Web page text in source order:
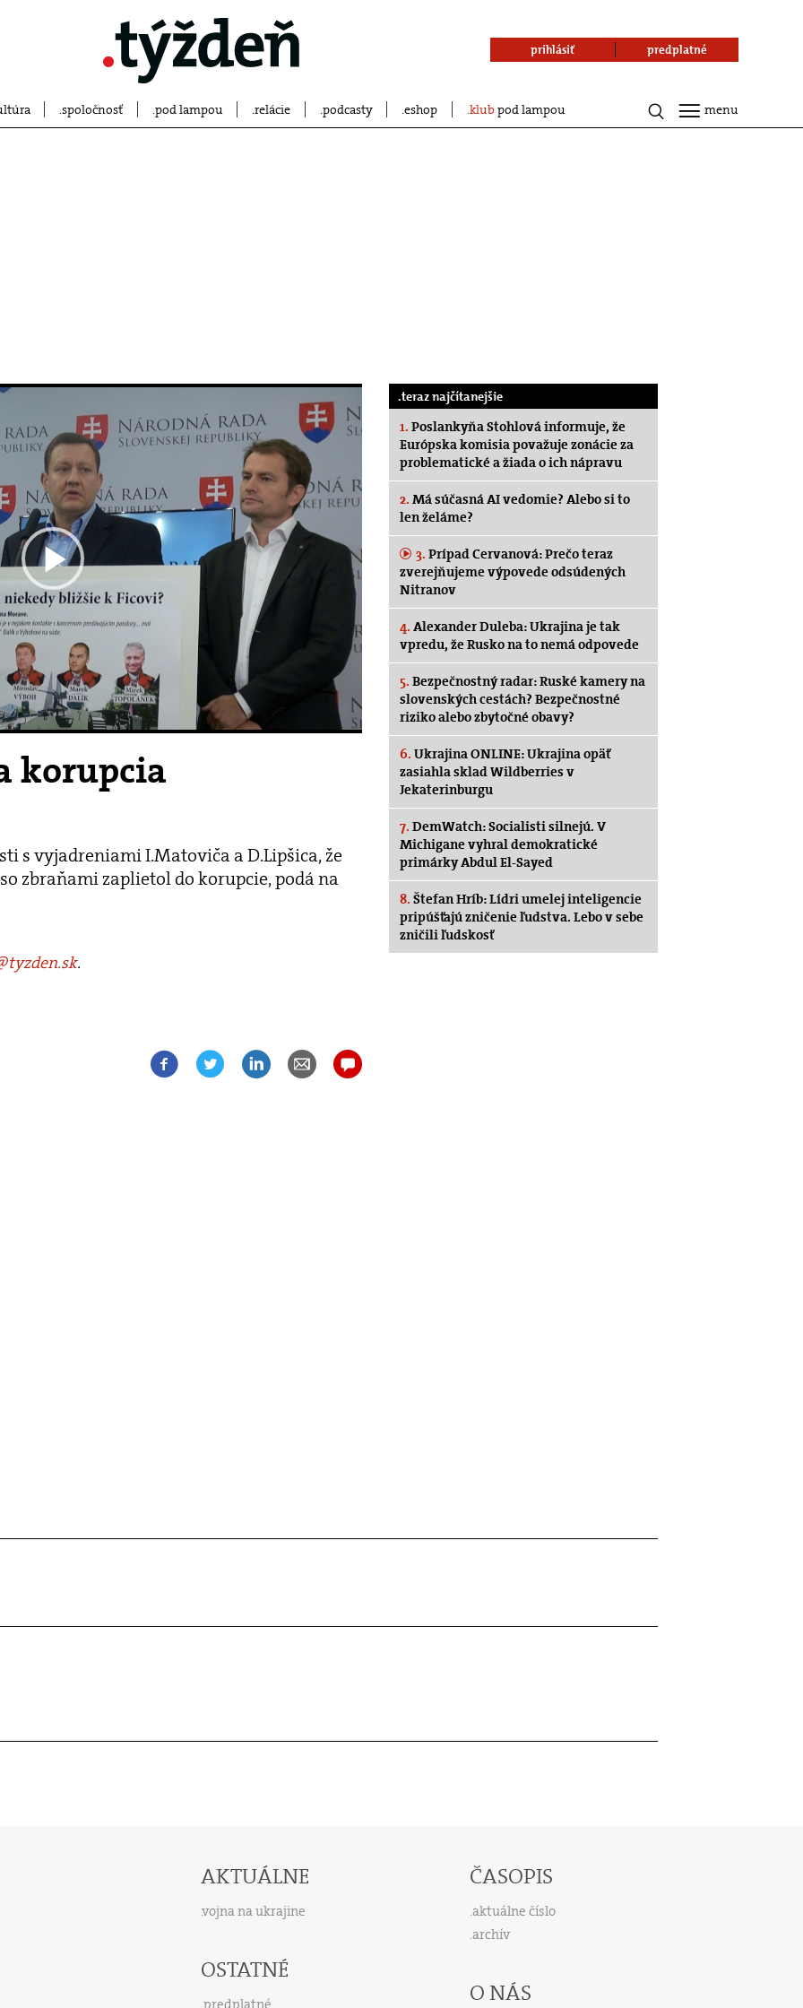
spoločnosť pod lampou relácie podcasty eshop klubpod lampou
prihlásiť predplatné
menu
Play
Video
korupcia
s vyjadreniami I.Matoviča a D.Lipšica, že
zbraňami zaplietol do korupcie, podá na
.
.teraz najčítanejšie
1. Poslankyňa Stohlová informuje, že
Európska komisia považuje zonácie za
problematické a žiada o ich nápravu
2. Má súčasná AI vedomie? Alebo si to
len želáme?
3. Prípad Cervanová: Prečo teraz
zverejňujeme výpovede odsúdených
Nitranov
4. Alexander Duleba: Ukrajina je tak
vpredu, že Rusko na to nemá odpovede
5. Bezpečnostný radar: Ruské kamery na
slovenských cestách? Bezpečnostné
riziko alebo zbytočné obavy?
6. Ukrajina ONLINE: Ukrajina opäť
zasiahla sklad Wildberries v
Jekaterinburgu
7. DemWatch: Socialisti silnejú. V
Michigane vyhral demokratické
primárky Abdul El-Sayed
8. Štefan Hríb: Lídri umelej inteligencie
pripúšťajú zničenie ľudstva. Lebo v sebe
zničili ľudskosť
AKTUÁLNE
vojna na ukrajine
OSTATNÉ
predplatné
ČASOPIS
aktuálne číslo
archív
O NÁS